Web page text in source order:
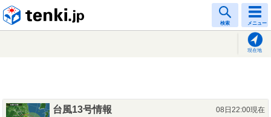
検索 メニュー
現在地
台風13号情報
08日22:00現在